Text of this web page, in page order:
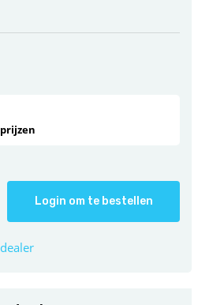
Login om te bestellen